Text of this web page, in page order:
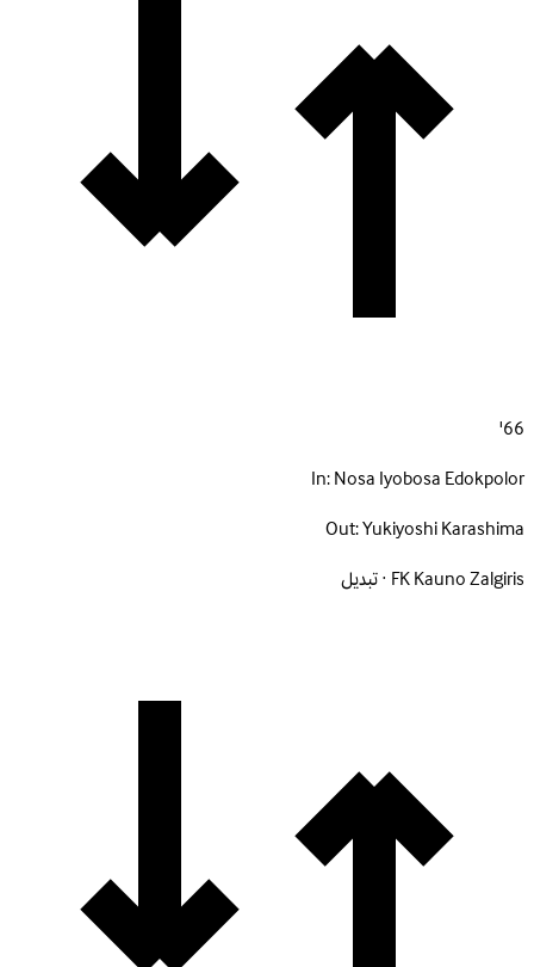
66'
In:Nosa Iyobosa Edokpolor
Out:Yukiyoshi Karashima
FK Kauno Zalgiris · تبديل